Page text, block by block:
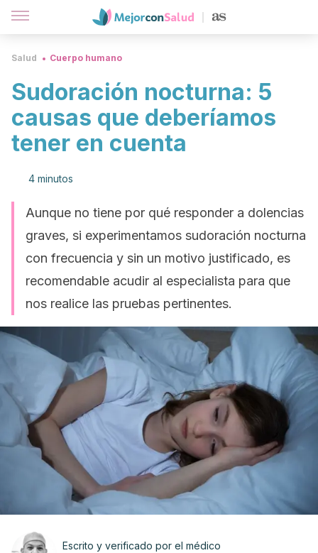
Salud Cuerpo humano
Sudoración nocturna: 5
causas que deberíamos
tener en cuenta
4 minutos
Aunque no tiene por qué responder a dolencias
graves, si experimentamos sudoración nocturna
con frecuencia y sin un motivo justificado, es
recomendable acudir al especialista para que
nos realice las pruebas pertinentes.
Escrito y verificado por el médico